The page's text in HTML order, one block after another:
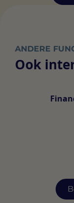
ANDERE
Ook